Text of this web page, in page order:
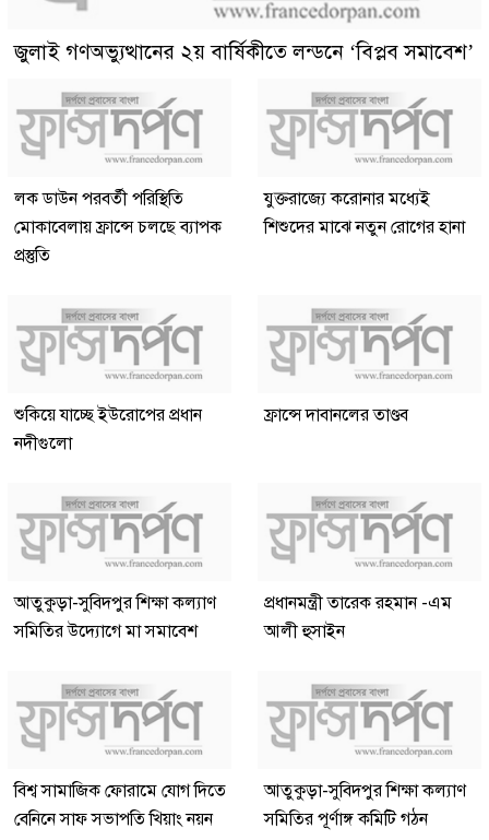
জুলাই গণঅভ্যুত্থানের ২য় বার্ষিকীতে লন্ডনে ‘বিপ্লব সমাবেশ’
লক ডাউন পরবর্তী পরিস্থিতি
মোকাবেলায় ফ্রান্সে চলছে ব্যাপক
প্রস্তুতি
যুক্তরাজ্যে করোনার মধ্যেই
শিশুদের মাঝে নতুন রোগের হানা
শুকিয়ে যাচ্ছে ইউরোপের প্রধান
নদীগুলো
ফ্রান্সে দাবানলের তাণ্ডব
আতুকুড়া-সুবিদপুর শিক্ষা কল্যাণ
সমিতির উদ্যোগে মা সমাবেশ
প্রধানমন্ত্রী তারেক রহমান -এম
আলী হুসাইন
বিশ্ব সামাজিক ফোরামে যোগ দিতে
বেনিনে সাফ সভাপতি খিয়াং নয়ন
আতুকুড়া-সুবিদপুর শিক্ষা কল্যাণ
সমিতির পূর্ণাঙ্গ কমিটি গঠন